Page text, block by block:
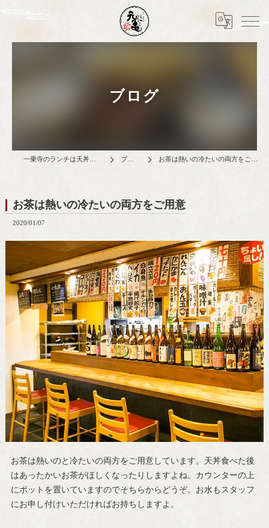
ブログ
一乗寺のランチは天丼元亀 ブログ お茶は熱いの冷たいの両方をご用意
お茶は熱いの冷たいの両方をご用意
2020/01/07
お茶は熱いのと冷たいの両方をご用意しています。天丼食べた後
はあったかいお茶がほしくなったりしますよね。カウンターの上
にポットを置いていますのでそちらからどうぞ。お水もスタッフ
にお申し付けいただければお持ちしますよ。